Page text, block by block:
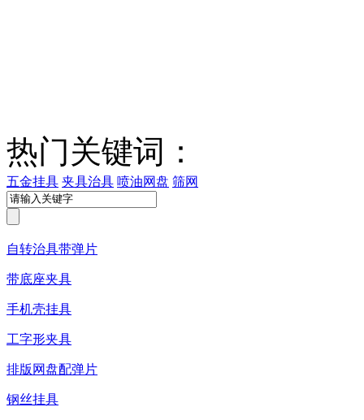
热门关键词：
五金挂具 夹具治具 喷油网盘 筛网
自转治具带弹片
带底座夹具
手机壳挂具
工字形夹具
排版网盘配弹片
钢丝挂具